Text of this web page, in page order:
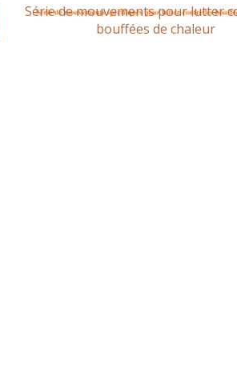
Série de mouvements pour lutter
bouffées de chaleur